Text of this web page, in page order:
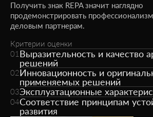
Получить знак REPA значит наглядно
продемонстрировать
деловым партнерам.
Критерии оценки
01 Выразительность и качество
решений
02Инновационность и
применяемых решений
03Эксплуатационные
04Соответствие принципам
развития